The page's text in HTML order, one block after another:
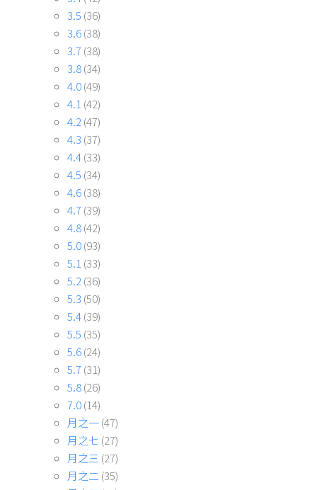
3.5 (36)
3.6(38)
3.7 (38)
3.8(34)
4.0(49)
4.1 (42)
4.2 (47)
4.3 (37)
4.4(33)
4.5 (34)
4.6(38)
4.7 (39)
4.8(42)
5.0(93)
5.1 (33)
5.2 (36)
5.3 (50)
5.4(39)
5.5 (35)
5.6(24)
5.7 (31)
5.8(26)
7.0(14)
月之一(47)
月之七 (27)
月之三 (27)
月之二 (35)